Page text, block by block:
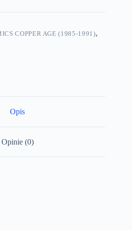
COPPER AGE (1985-1991),
Opis
Opinie (0)